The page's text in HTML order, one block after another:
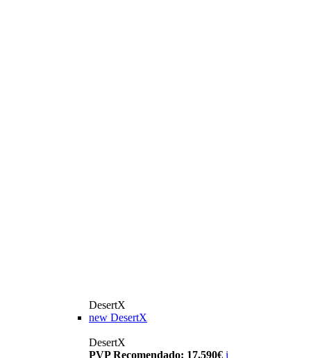
DesertX
new DesertX
DesertX
PVP Recomendado: 17.590€ i